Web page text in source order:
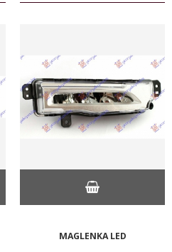
MAGLENKA LED